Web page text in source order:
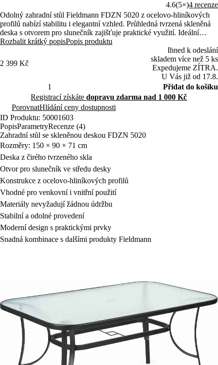
4.6(5×)4 recenze
Odolný zahradní stůl Fieldmann FDZN 5020 z ocelovo-hliníkových
profilů nabízí stabilitu i elegantní vzhled. Průhledná tvrzená skleněná
deska s otvorem pro slunečník zajišťuje praktické využití. Ideální
volba pro venkovní i vnitřní prostory.
Rozbalit krátký popisPopis produktu
2 399 Kč
Ihned k odeslání
skladem více než 5 ks
Expedujeme ZÍTRA.
U Vás již od 17.8.
Přidat do košíku
Registrací získátedopravu zdarma nad 1 000 Kč
PorovnatHlídání ceny dostupnosti
ID Produktu: 50001603
PopisParametryRecenze (4)
Zahradní stůl se skleněnou deskou FDZN 5020
Rozměry: 150 × 90 × 71 cm
Deska z čirého tvrzeného skla
Otvor pro slunečník ve středu desky
Konstrukce z ocelovo-hliníkových profilů
Vhodné pro venkovní i vnitřní použití
Materiály nevyžadují žádnou údržbu
Stabilní a odolné provedení
Moderní design s praktickými prvky
Snadná kombinace s dalšími produkty Fieldmann